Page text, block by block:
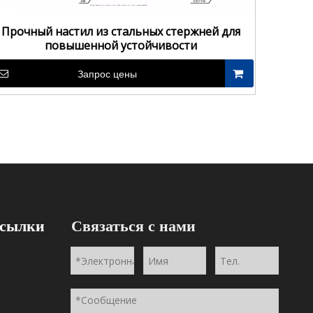
Прочный настил из стальных стержней для
повышенной устойчивости
Запрос цены
Связаться с нами